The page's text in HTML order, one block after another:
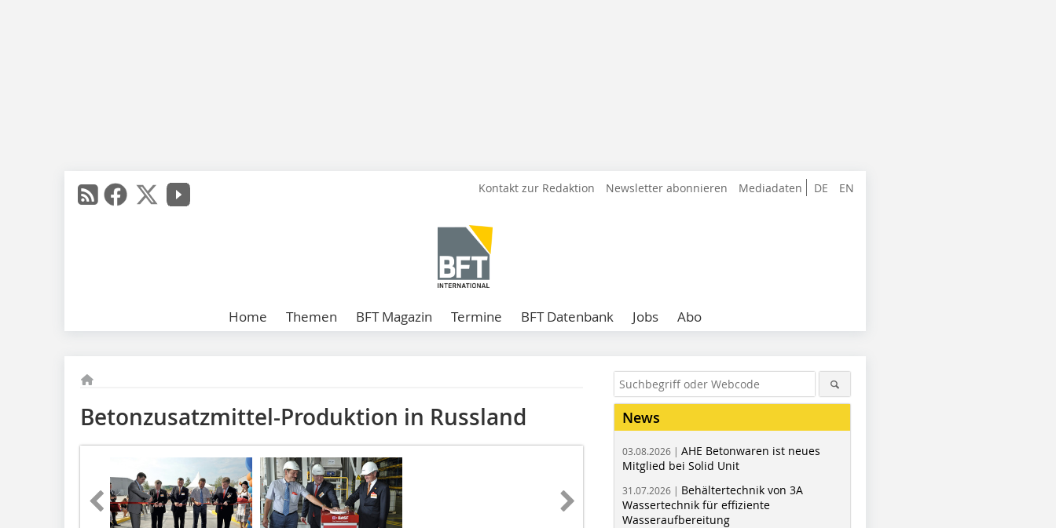
DE EN
Kontakt zur Redaktion Newsletter abonnieren Mediadaten
Home Themen BFT Magazin Termine BFT Datenbank Jobs Abo
Betonzusatzmittel-Produktion in Russland News
03.08.2026 | AHE Betonwaren ist neues
Mitglied bei Solid Unit
31.07.2026 | Behältertechnik von 3A
Wassertechnik für effiziente
Wasseraufbereitung